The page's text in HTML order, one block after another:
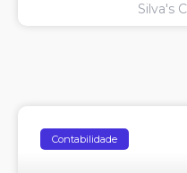
Silva's
Contabilidade